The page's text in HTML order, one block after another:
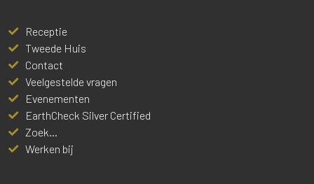
Receptie
Tweede Huis
Contact
Veelgestelde vragen
Evenementen
EarthCheck Silver Certified
Zoek...
Werken bij